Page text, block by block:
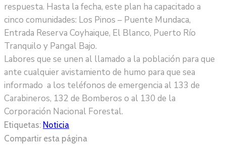
respuesta. Hasta la fecha, este plan ha capacitado a
cinco comunidades: Los Pinos – Puente Mundaca,
Entrada Reserva Coyhaique, El Blanco, Puerto Río
Tranquilo y Pangal Bajo.
Labores que se unen al llamado a la población para que
ante cualquier avistamiento de humo para que sea
informado a los teléfonos de emergencia al 133 de
Carabineros, 132 de Bomberos o al 130 de la
Corporación Nacional Forestal.
Etiquetas: Noticia
Compartir esta página